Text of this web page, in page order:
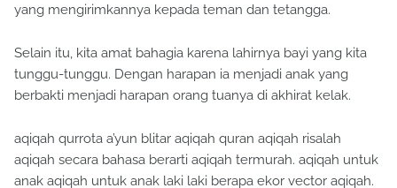
yang mengirimkannya kepada teman dan tetangga.
Selain itu, kita amat bahagia karena lahirnya bayi yang kita
tunggu-tunggu. Dengan harapan ia menjadi anak yang
berbakti menjadi harapan orang tuanya di akhirat kelak.
aqiqah qurrota a’yun blitar aqiqah quran aqiqah risalah
aqiqah secara bahasa berarti aqiqah termurah. aqiqah untuk
anak aqiqah untuk anak laki laki berapa ekor vector aqiqah.